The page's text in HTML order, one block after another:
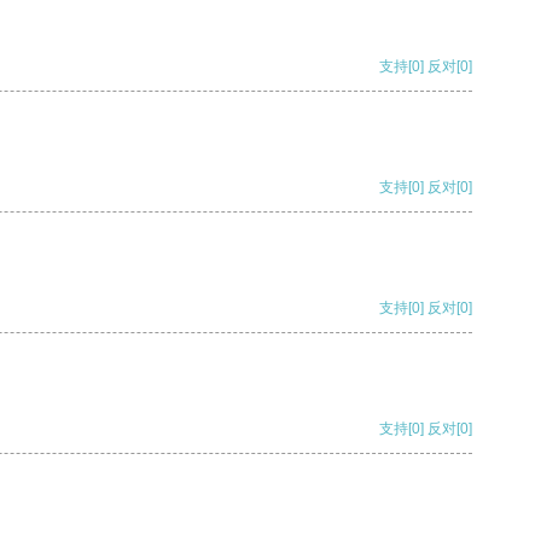
支持[0] 反对[0]
支持[0] 反对[0]
支持[0] 反对[0]
支持[0] 反对[0]